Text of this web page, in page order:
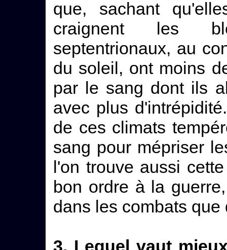
que, sachant
craignent les
septentrionaux, au
du soleil, ont moins
par le sang dont ils
avec plus
de ces climats
sang pour mépriser
l'on trouve aussi
bon ordre à la
dans les combats
3. Lequel vaut